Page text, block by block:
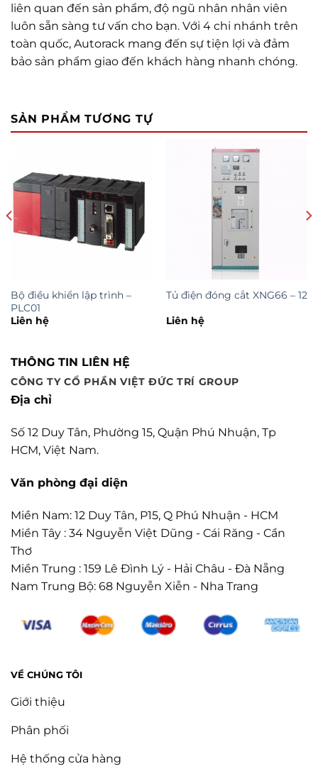
liên quan đến sản phẩm, độ ngũ nhân nhân viên
luôn sẵn sàng tư vấn cho bạn. Với 4 chi nhánh trên
toàn quốc, Autorack mang đến sự tiện lợi và đảm
bảo sản phẩm giao đến khách hàng nhanh chóng.
SẢN PHẨM TƯƠNG TỰ
Bộ điều khiển lập trình –
PLC01
Liên hệ
Tủ điện đóng cắt XNG66 – 12
Liên hệ
THÔNG TIN LIÊN HỆ
CÔNG TY CỔ PHẦN VIỆT ĐỨC TRÍ GROUP
Địa chỉ
Số 12 Duy Tân, Phường 15, Quận Phú Nhuận, Tp
HCM, Việt Nam.
Văn phòng đại diện
Miền Nam: 12 Duy Tân, P15, Q Phú Nhuận - HCM
Miền Tây : 34 Nguyễn Việt Dũng - Cái Răng - Cần
Thơ
Miền Trung : 159 Lê Đình Lý - Hải Châu - Đà Nẵng
Nam Trung Bộ: 68 Nguyễn Xiễn - Nha Trang
VỀ CHÚNG TÔI
Giới thiệu
Phân phối
Hệ thống cửa hàng